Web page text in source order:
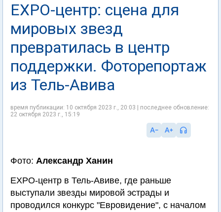
EXPO-центр: сцена для
мировых звезд
превратилась в центр
поддержки. Фоторепортаж
из Тель-Авива
время публикации: 10 октября 2023 г., 20:03 | последнее обновление:
22 октября 2023 г., 15:19
Фото: Александр Ханин
EХРО-центр в Тель-Авиве, где раньше
выступали звезды мировой эстрады и
проводился конкурс "Евровидение", с началом